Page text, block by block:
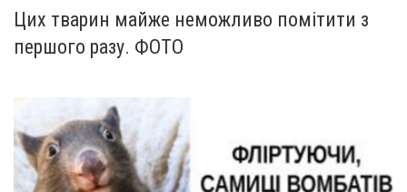
Цих тварин майже неможливо помітити з
першого разу. ФОТО